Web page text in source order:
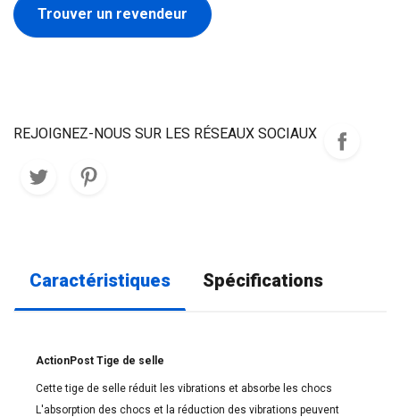
Trouver un revendeur
REJOIGNEZ-NOUS SUR LES RÉSEAUX SOCIAUX
Caractéristiques Spécifications
ActionPost Tige de selle
Cette tige de selle réduit les vibrations et absorbe les chocs
L'absorption des chocs et la réduction des vibrations peuvent